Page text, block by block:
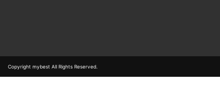
Copyright mybest All Rights Reserved.